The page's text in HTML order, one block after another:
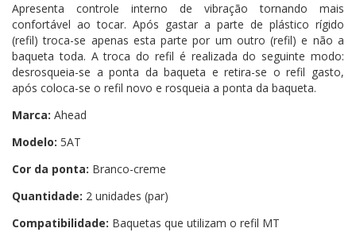
Apresenta controle interno de vibração tornando mais
confortável ao tocar. Após gastar a parte de plástico rígido
(refil) troca-se apenas esta parte por um outro (refil) e não a
baqueta toda. A troca do refil é realizada do seguinte modo:
desrosqueia-se a ponta da baqueta e retira-se o refil gasto,
após coloca-se o refil novo e rosqueia a ponta da baqueta.
Marca: Ahead
Modelo: 5AT
Cor da ponta: Branco-creme
Quantidade: 2 unidades (par)
Compatibilidade: Baquetas que utilizam o refil MT